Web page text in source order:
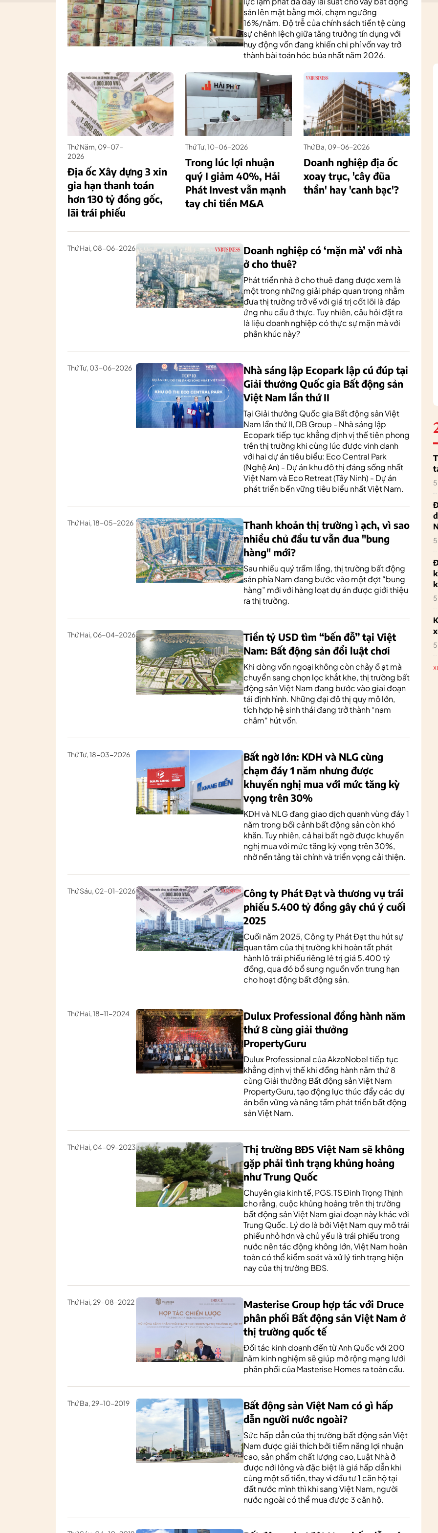
sản lên mặt bằng mới, chạm ngưỡng
16%/năm. Độ trễ của chính sách tiền tệ cùng
sự chênh lệch giữa tăng trưởng tín dụng với
huy động vốn đang khiến chi phí vốn vay trở
thành bài toán hóc búa nhất năm 2026.
Thứ Năm, 09-07-
2026
Địa ốc Xây dựng 3 xin
gia hạn thanh toán
hơn 130 tỷ đồng gốc,
lãi trái phiếu
Thứ Tư, 10-06-2026
Trong lúc lợi nhuận
quý I giảm 40%, Hải
Phát Invest vẫn mạnh
tay chi tiền M&A
Thứ Ba, 09-06-2026
Doanh nghiệp địa ốc
xoay trục, 'cây đũa
thần' hay 'canh bạc'?
Thứ Hai, 08-06-2026
Doanh nghiệp có ‘mặn mà’ với nhà
ở cho thuê?
Phát triển nhà ở cho thuê đang được xem là
một trong những giải pháp quan trọng nhằm
đưa thị trường trở về với giá trị cốt lõi là đáp
ứng nhu cầu ở thực. Tuy nhiên, câu hỏi đặt ra
là liệu doanh nghiệp có thực sự mặn mà với
phân khúc này?
Thứ Tư, 03-06-2026
Nhà sáng lập Ecopark lập cú đúp tại
Giải thưởng Quốc gia Bất động sản
Việt Nam lần thứ II
Tại Giải thưởng Quốc gia Bất động sản Việt
Nam lần thứ II, DB Group - Nhà sáng lập
Ecopark tiếp tục khẳng định vị thế tiên phong
trên thị trường khi cùng lúc được vinh danh
với hai dự án tiêu biểu: Eco Central Park
(Nghệ An) - Dự án khu đô thị đáng sống nhất
Việt Nam và Eco Retreat (Tây Ninh) - Dự án
phát triển bền vững tiêu biểu nhất Việt Nam.
Thứ Hai, 18-05-2026
Thanh khoản thị trường ì ạch, vì sao
nhiều chủ đầu tư vẫn đua "bung
hàng" mới?
Sau nhiều quý trầm lắng, thị trường bất động
sản phía Nam đang bước vào một đợt “bung
hàng” mới với hàng loạt dự án được giới thiệu
ra thị trường.
Thứ Hai, 06-04-2026
Tiền tỷ USD tìm “bến đỗ” tại Việt
Nam: Bất động sản đổi luật chơi
Khi dòng vốn ngoại không còn chảy ồ ạt mà
chuyển sang chọn lọc khắt khe, thị trường bất
động sản Việt Nam đang bước vào giai đoạn
tái định hình. Những đại đô thị quy mô lớn,
tích hợp hệ sinh thái đang trở thành “nam
châm” hút vốn.
Thứ Tư, 18-03-2026
Bất ngờ lớn: KDH và NLG cùng
chạm đáy 1 năm nhưng được
khuyến nghị mua với mức tăng kỳ
vọng trên 30%
KDH và NLG đang giao dịch quanh vùng đáy 1
năm trong bối cảnh bất động sản còn khó
khăn. Tuy nhiên, cả hai bất ngờ được khuyến
nghị mua với mức tăng kỳ vọng trên 30%,
nhờ nền tảng tài chính và triển vọng cải thiện.
Thứ Sáu, 02-01-2026
Công ty Phát Đạt và thương vụ trái
phiếu 5.400 tỷ đồng gây chú ý cuối
2025
Cuối năm 2025, Công ty Phát Đạt thu hút sự
quan tâm của thị trường khi hoàn tất phát
hành lô trái phiếu riêng lẻ trị giá 5.400 tỷ
đồng, qua đó bổ sung nguồn vốn trung hạn
cho hoạt động bất động sản.
Thứ Hai, 18-11-2024
Dulux Professional đồng hành năm
thứ 8 cùng giải thưởng
PropertyGuru
Dulux Professional của AkzoNobel tiếp tục
khẳng định vị thế khi đồng hành năm thứ 8
cùng Giải thưởng Bất động sản Việt Nam
PropertyGuru, tạo động lực thúc đẩy các dự
án bền vững và nâng tầm phát triển bất động
sản Việt Nam.
Thứ Hai, 04-09-2023
Thị trường BĐS Việt Nam sẽ không
gặp phải tình trạng khủng hoảng
như Trung Quốc
Chuyên gia kinh tế, PGS.TS Đinh Trọng Thịnh
cho rằng, cuộc khủng hoảng trên thị trường
bất động sản Việt Nam giai đoạn này khác với
Trung Quốc. Lý do là bởi Việt Nam quy mô trái
phiếu nhỏ hơn và chủ yếu là trái phiếu trong
nước nên tác động không lớn, Việt Nam hoàn
toàn có thể kiểm soát và xử lý tình trạng hiện
nay của thị trường BĐS.
Thứ Hai, 29-08-2022
Masterise Group hợp tác với Druce
phân phối Bất động sản Việt Nam ở
thị trường quốc tế
Đối tác kinh doanh đến từ Anh Quốc với 200
năm kinh nghiệm sẽ giúp mở rộng mạng lưới
phân phối của Masterise Homes ra toàn cầu.
Thứ Ba, 29-10-2019
Bất động sản Việt Nam có gì hấp
dẫn người nước ngoài?
Sức hấp dẫn của thị trường bất động sản Việt
Nam được giải thích bởi tiềm năng lợi nhuận
cao, sản phẩm chất lượng cao, Luật Nhà ở
được nới lỏng và đặc biệt là giá hấp dẫn khi
cùng một số tiền, thay vì đầu tư 1 căn hộ tại
đất nước mình thì khi sang Việt Nam, người
nước ngoài có thể mua được 3 căn hộ.